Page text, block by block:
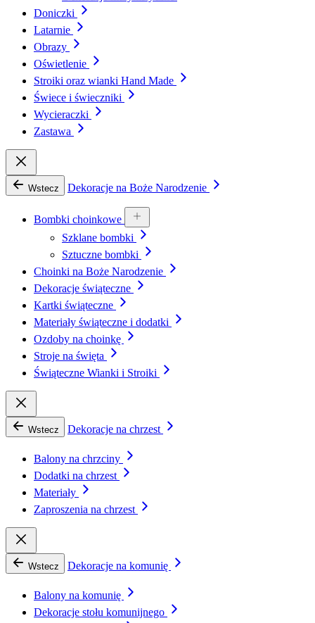
Doniczki
Latarnie
Obrazy
Oświetlenie
Stroiki oraz wianki Hand Made
Świece i świeczniki
Wycieraczki
Zastawa
Wstecz Dekoracje na Boże Narodzenie
Bombki choinkowe
Szklane bombki
Sztuczne bombki
Choinki na Boże Narodzenie
Dekoracje świąteczne
Kartki świąteczne
Materiały świąteczne i dodatki
Ozdoby na choinkę
Stroje na święta
Świąteczne Wianki i Stroiki
Wstecz Dekoracje na chrzest
Balony na chrzciny
Dodatki na chrzest
Materiały
Zaproszenia na chrzest
Wstecz Dekoracje na komunię
Balony na komunię
Dekoracje stołu komunijnego